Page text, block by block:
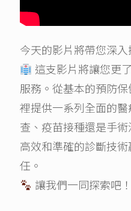
今天的影片將帶您深入
這支影片將讓您更
服務。從基本的預防
裡提供一系列全面的
查、疫苗接種還是手
高效和準確的診斷技
任。
讓我們一同探索吧！